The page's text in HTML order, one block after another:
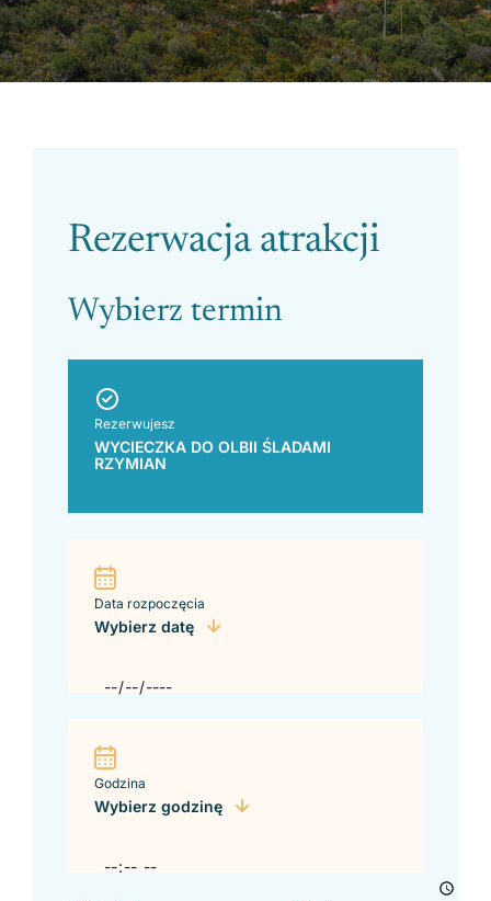
Please leave this field empty.
Rezerwacja atrakcji
Wybierz termin
Rezerwujesz
WYCIECZKA DO OLBII ŚLADAMI
RZYMIAN
Data rozpoczęcia
Wybierz datę
Godzina
Wybierz godzinę